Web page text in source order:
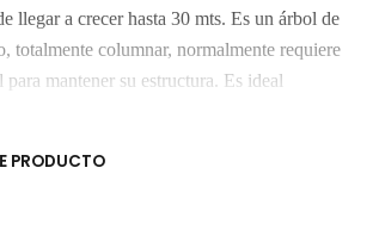
llegar a crecer hasta 30 mts. Es un árbol de
totalmente columnar, normalmente requiere
para mantener su estructura. Es ideal
suelos bien drenados, fértiles de
PRODUCTO